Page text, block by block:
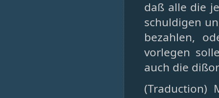
daß alle die
schuldigen
bezahlen,
vorlegen
auch die
(Traduction)